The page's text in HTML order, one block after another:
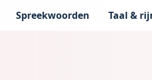
Spreekwoorden Taal &